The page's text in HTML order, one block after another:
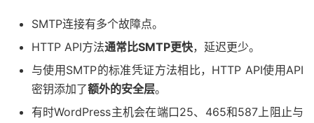
SMTP连接有多个故障点。
HTTP API方法通常比SMTP更快，延迟更少。
与使用SMTP的标准凭证方法相比，HTTP API使用API
密钥添加了额外的安全层。
有时WordPress主机会在端口25、465和587上阻止与